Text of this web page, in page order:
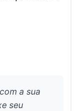
a sua
seu